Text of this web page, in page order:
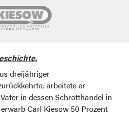
dreijähriger
arbeitete er
in dessen Schrotthandel in
Carl Kiesow 50 Prozent